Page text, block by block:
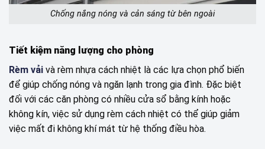
Chống nắng nóng và cản sáng từ bên ngoài
Tiết kiệm năng lượng cho phòng
Rèm vải và rèm nhựa cách nhiệt là các lựa chọn phổ biến
để giúp chống nóng và ngăn lạnh trong gia đình. Đặc biệt
đối với các căn phòng có nhiều cửa sổ bằng kính hoặc
không kín, việc sử dụng rèm cách nhiệt có thể giúp giảm
việc mất đi không khí mát từ hệ thống điều hòa.